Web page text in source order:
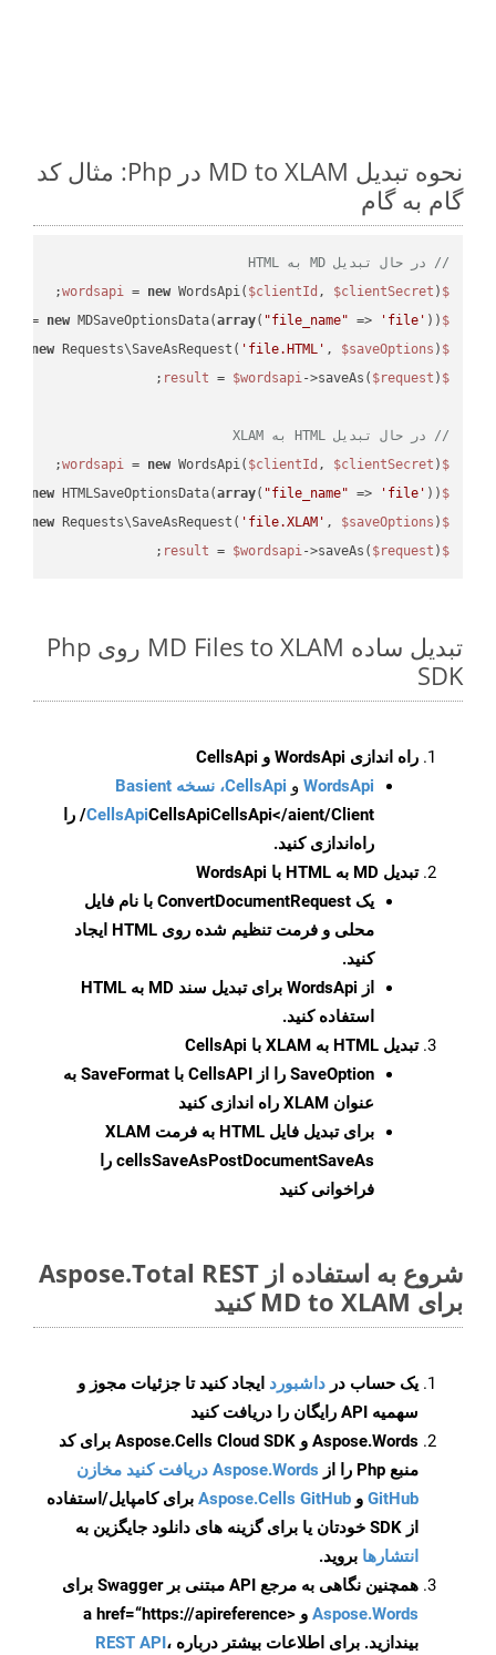
نحوه تبدیل MD to XLAM در Php: مثال کد
گام به گام
// در حال تبدیل MD به HTML
$wordsapi
= new WordsApi( $clientId , $clientSecret );
$saveOptions
= new MDSaveOptionsData(array( "file_name" => 'file' ));
$request
new Requests\SaveAsRequest( 'file.HTML' , $saveOptions );
$result
= $wordsapi->saveAs( $request
// در حال تبدیل HTML به XLAM
$wordsapi
= new WordsApi( $clientId , $clientSecret );
$saveOptions
new HTMLSaveOptionsData(array( "file_name" => 'file' ));
$request
new Requests\SaveAsRequest( 'file.XLAM' , $saveOptions );
$result
= $wordsapi->saveAs( $request );
تبدیل ساده MD Files to XLAM روی Php
SDK
راه اندازی WordsApi و CellsApi
WordsApi و CellsApi، نسخه Basient
CellsApiCellsApi
CellsApi</aient/Client/ را
راه‌اندازی کنید.
تبدیل MD به HTML با WordsApi
یک ConvertDocumentRequest با نام فایل
محلی و فرمت تنظیم شده روی HTML ایجاد
کنید.
از WordsApi برای تبدیل سند MD به HTML
استفاده کنید.
تبدیل HTML به XLAM با CellsApi
SaveOption
را از CellsAPI با SaveFormat به
عنوان XLAM راه اندازی کنید
برای تبدیل فایل HTML به فرمت
XLAM
cellsSaveAsPostDocumentSaveAs را
فراخوانی کنید
شروع به استفاده از Aspose.Total REST
برای MD to XLAM کنید
یک حساب در داشبورد ایجاد کنید تا جزئیات مجوز و
سهمیه API رایگان را دریافت کنید
Aspose.Words و Aspose.Cells Cloud SDK برای کد
منبع Php را از
Aspose.Words دریافت کنید مخازن
GitHub و Aspose.Cells GitHub برای کامپایل/استفاده
از SDK خودتان یا برای گزینه های دانلود جایگزین به
انتشارها بروید.
همچنین نگاهی به مرجع API مبتنی بر Swagger برای
Aspose.Words
و <a href=“https://apireference
بیندازید. برای اطلاعات بیشتر درباره REST API،